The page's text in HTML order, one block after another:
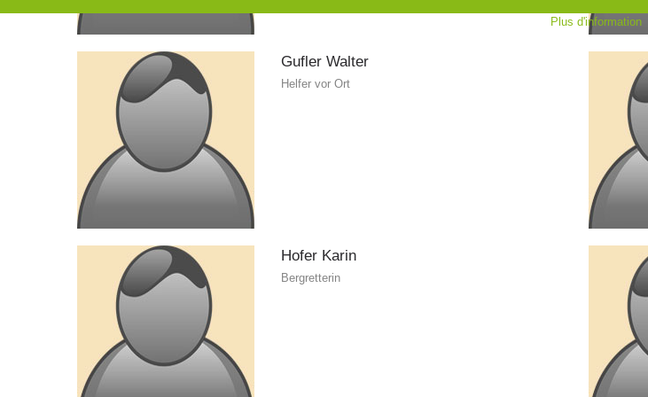
Gufler Walter
Helfer vor Ort
Hofer Karin
Bergretterin
Plus d'information